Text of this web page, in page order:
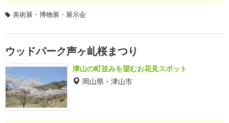
美術展・博物展・展示会
ウッドパーク声ヶ乢桜まつり
津山の町並みを望むお花見スポット
岡山県・津山市